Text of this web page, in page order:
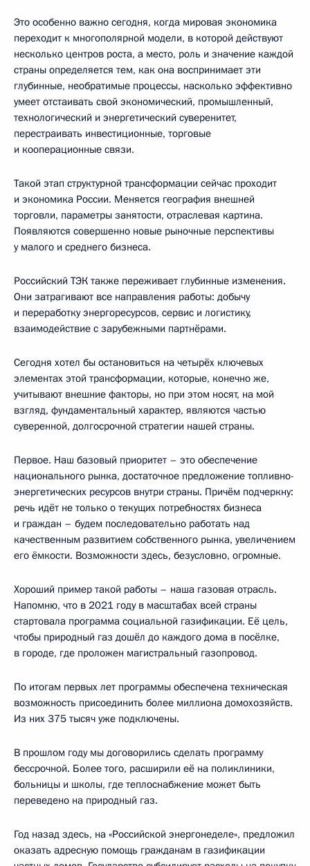
Это особенно важно сегодня, когда мировая экономика
переходит к многополярной модели, в которой действуют
несколько центров роста, а место, роль и значение каждой
страны определяется тем, как она воспринимает эти
глубинные, необратимые процессы, насколько эффективно
умеет отстаивать свой экономический, промышленный,
технологический и энергетический суверенитет,
перестраивать инвестиционные, торговые
и кооперационные связи.
Такой этап структурной трансформации сейчас проходит
и экономика России. Меняется география внешней
торговли, параметры занятости, отраслевая картина.
Появляются совершенно новые рыночные перспективы
у малого и среднего бизнеса.
Российский ТЭК также переживает глубинные изменения.
Они затрагивают все направления работы: добычу
и переработку энергоресурсов, сервис и логистику,
взаимодействие с зарубежными партнёрами.
Сегодня хотел бы остановиться на четырёх ключевых
элементах этой трансформации, которые, конечно же,
учитывают внешние факторы, но при этом носят, на мой
взгляд, фундаментальный характер, являются частью
суверенной, долгосрочной стратегии нашей страны.
Первое. Наш базовый приоритет – это обеспечение
национального рынка, достаточное предложение топливно-
энергетических ресурсов внутри страны. Причём подчеркну:
речь идёт не только о текущих потребностях бизнеса
и граждан – будем последовательно работать над
качественным развитием собственного рынка, увеличением
его ёмкости. Возможности здесь, безусловно, огромные.
Хороший пример такой работы – наша газовая отрасль.
Напомню, что в 2021 году в масштабах всей страны
стартовала программа социальной газификации. Её цель,
чтобы природный газ дошёл до каждого дома в посёлке,
в городе, где проложен магистральный газопровод.
По итогам первых лет программы обеспечена техническая
возможность присоединить более миллиона домохозяйств.
Из них 375 тысяч уже подключены.
В прошлом году мы договорились сделать программу
бессрочной. Более того, расширили её на поликлиники,
больницы и школы, где теплоснабжение может быть
переведено на природный газ.
Год назад здесь, на «Российской энергонеделе», предложил
оказать адресную помощь гражданам в газификации